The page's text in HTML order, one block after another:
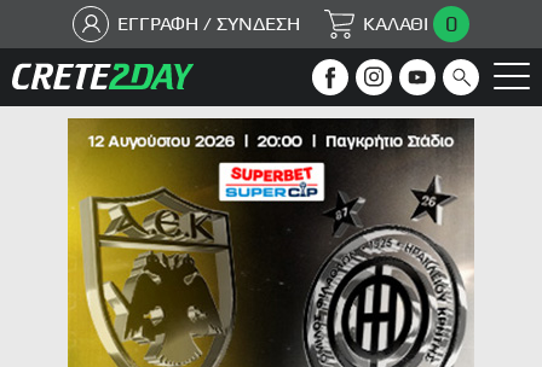
ΕΓΓΡΑΦΗ / ΣΥΝΔΕΣΗ ΚΑΛΑΘΙ 0